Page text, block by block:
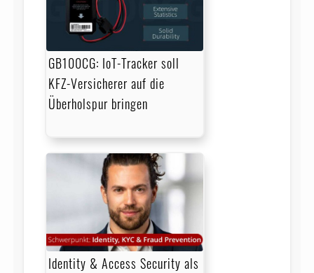
GB100CG: IoT-Tracker soll
KFZ-Versicherer auf die
Überholspur bringen
Identity & Access Security als